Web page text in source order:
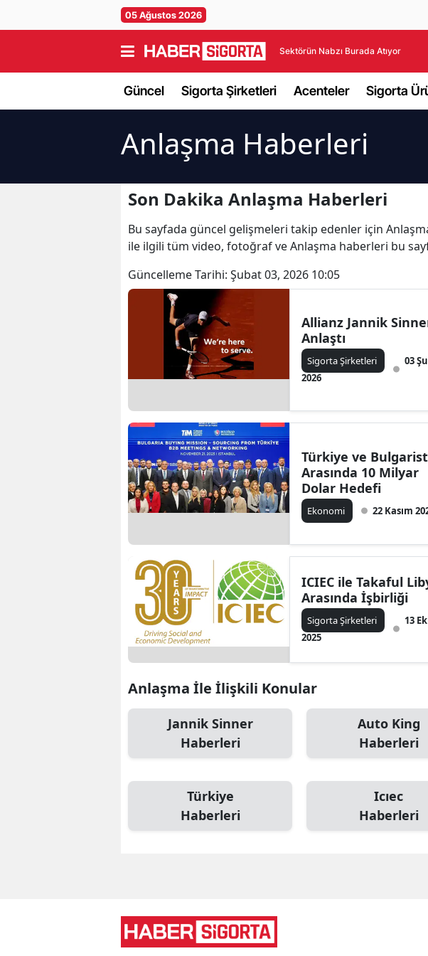
05 Ağustos 2026
Sektörün Nabzı Burada Atıyor
Güncel Sigorta Şirketleri Acenteler Sigorta
Anlaşma Haberleri
Son Dakika Anlaşma Haberleri
Bu sayfada güncel gelişmeleri takip edenler için
ile ilgili tüm video, fotoğraf ve Anlaşma haberleri bu
Güncelleme Tarihi: Şubat 03, 2026 10:05
Allianz Jannik
Anlaştı
Sigorta Şirketleri
03
2026
Türkiye ve
Arasında 10 Milyar
Dolar Hedefi
Ekonomi 22 Kasım
ICIEC ile Takaful
Arasında İşbirliği
Sigorta Şirketleri
13
2025
Anlaşma İle İlişkili Konular
Jannik Sinner
Haberleri
Auto King
Haberleri
Türkiye
Haberleri
Icıec
Haberleri